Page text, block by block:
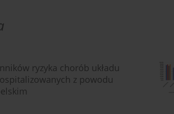
ryzyka chorób układu
z powodu